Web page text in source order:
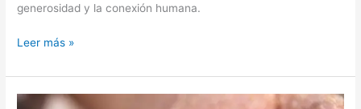
generosidad y la conexión humana.
Leer más »
Las